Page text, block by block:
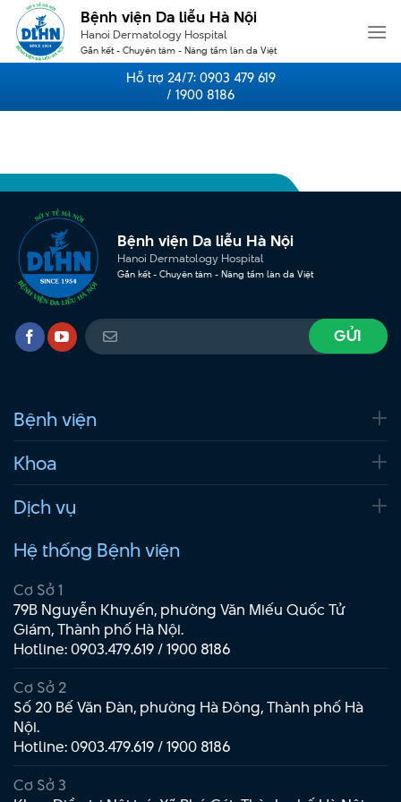
Skip
content
Bệnh viện Da liễu Hà Nội
Hanoi Dermatology Hospital
Gắn kết - Chuyên tâm - Nâng tầm làn da Việt
Hỗ trợ 24/7: 0903 479 619
/ 1900 8186
Bệnh viện Da liễu Hà Nội
Hanoi Dermatology Hospital
Gắn kết - Chuyên tâm - Nâng tầm làn da Việt
Bệnh viện
Khoa
Dịch vụ
Hệ thống Bệnh viện
Cơ Sở 1
79B Nguyễn Khuyến, phường Văn Miếu Quốc Tử
Giám, Thành phố Hà Nội.
Hotline:0903.479.619/1900 8186
Cơ Sở 2
Số 20 Bế Văn Đàn, phường Hà Đông, Thành phố Hà
Nội.
Hotline:0903.479.619/1900 8186
Cơ Sở 3